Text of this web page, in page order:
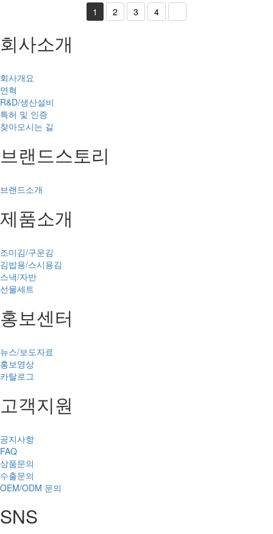
1
2 3 4
회사소개
회사개요
연혁
R&D/생산설비
특허 및 인증
찾아오시는 길
브랜드스토리
브랜드소개
제품소개
조미김/구운김
김밥용/스시용김
스낵/자반
선물세트
홍보센터
뉴스/보도자료
홍보영상
카탈로그
고객지원
공지사항
FAQ
상품문의
수출문의
OEM/ODM 문의
SNS